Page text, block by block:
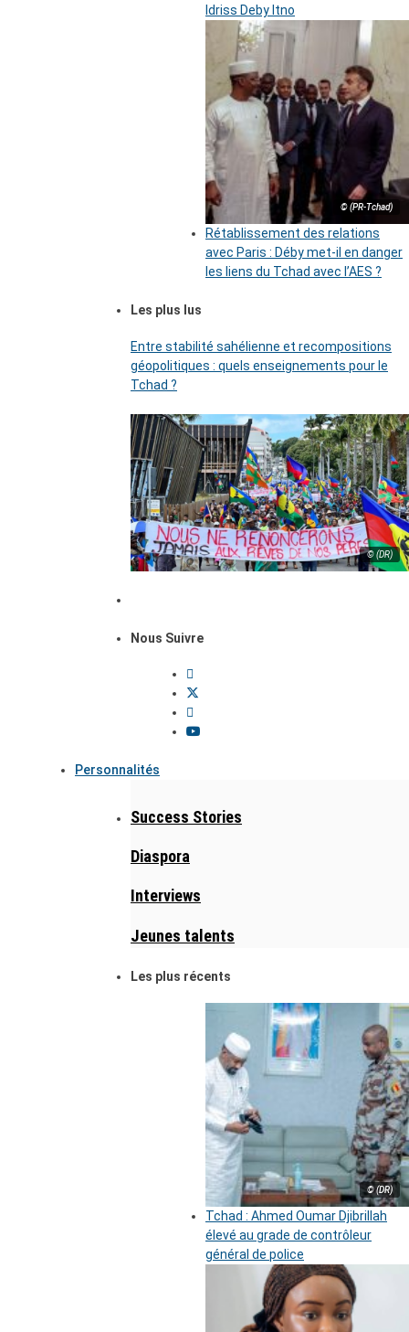
Idriss Deby Itno
© (PR-Tchad)
Rétablissement des relations
avec Paris : Déby met-il en danger
les liens du Tchad avec l’AES ?
Les plus lus
Entre stabilité sahélienne et recompositions
géopolitiques : quels enseignements pour le
Tchad ?
© (DR)
Nous Suivre
Personnalités
Success Stories
Diaspora
Interviews
Jeunes talents
Les plus récents
© (DR)
Tchad : Ahmed Oumar Djibrillah
élevé au grade de contrôleur
général de police